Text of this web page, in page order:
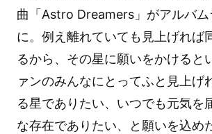
曲「Astro Dreamers」がアルバム
に。例え離れていても見上げれば
るから、その星に願いをかけると
ァンのみんなにとってふと見上げ
る星でありたい、いつでも元気を
な存在でありたい、と願いを込め